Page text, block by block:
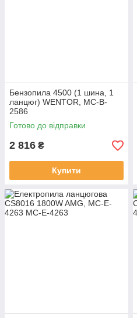
Бензопила 4500 (1 шина, 1
ланцюг) WENTOR, MC-B-
2586
Готово до відправки
2 816 ₴
Купити